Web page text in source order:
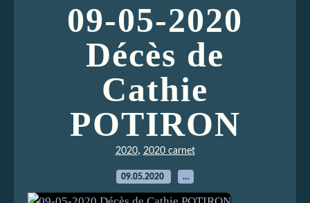
09-05-2020
Décès de
Cathie
POTIRON
2020, 2020 carnet
09.05.2020 …